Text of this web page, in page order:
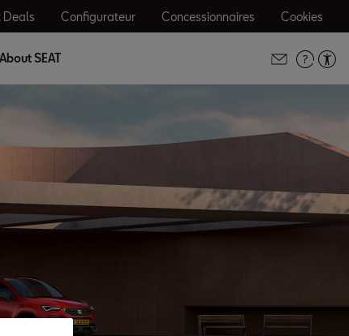
Deals Configurateur Concessionnaires Cookies
About SEAT